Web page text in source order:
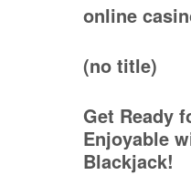
online
(no title)
Get Ready
Enjoyable
Blackjack!